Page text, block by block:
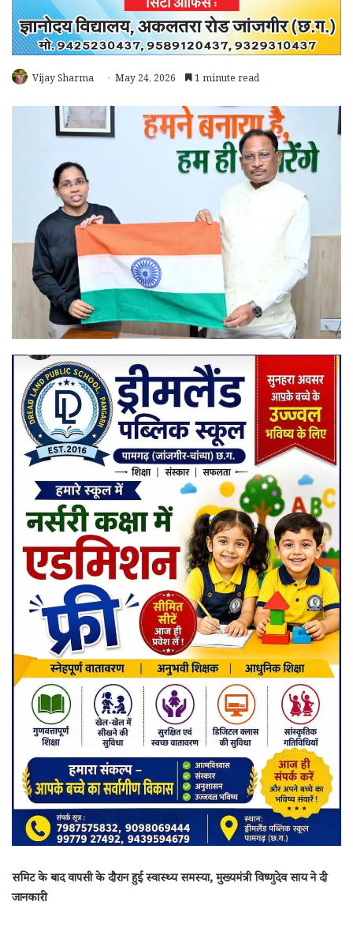
Vijay Sharma May 24, 2026 1 minute read
समिट के बाद वापसी के दौरान हुई स्वास्थ्य समस्या, मुख्यमंत्री विष्णुदेव साय ने दी
जानकारी